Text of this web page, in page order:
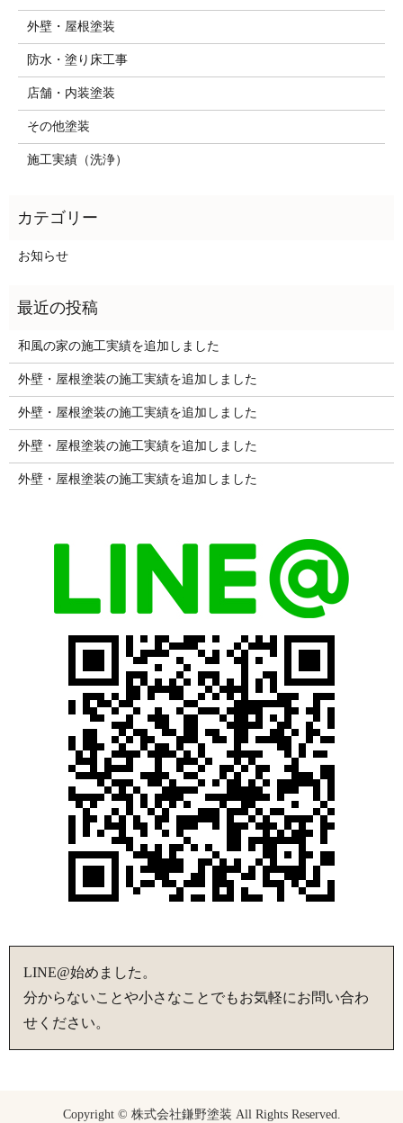
外壁・屋根塗装
防水・塗り床工事
店舗・内装塗装
その他塗装
施工実績（洗浄）
お知らせ
和風の家の施工実績を追加しました
外壁・屋根塗装の施工実績を追加しました
外壁・屋根塗装の施工実績を追加しました
外壁・屋根塗装の施工実績を追加しました
外壁・屋根塗装の施工実績を追加しました
LINE@始めました。
分からないことや小さなことでもお気軽にお問い合わ
せください。
Copyright © 株式会社鎌野塗装 All Rights Reserved.